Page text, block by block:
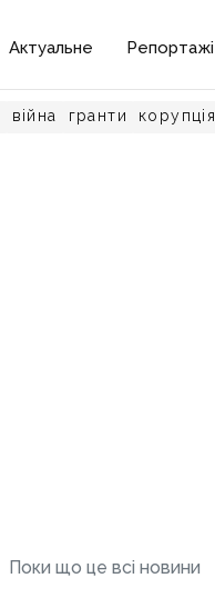
Актуальне Репортажі
війна гранти корупція
Поки що це всі новини